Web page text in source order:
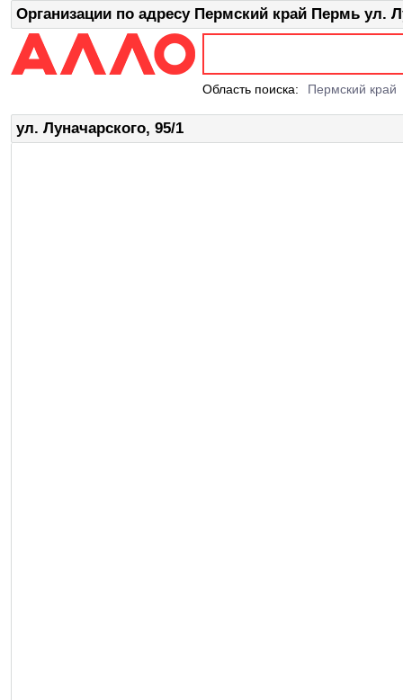
Организации по адресу Пермский край Пермь ул.
Область поиска: Пермский край
ул. Луначарского, 95/1